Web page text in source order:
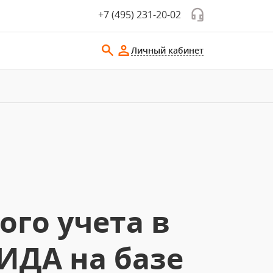
+7 (495) 231-20-02
Личный кабинет
учета в
на базе